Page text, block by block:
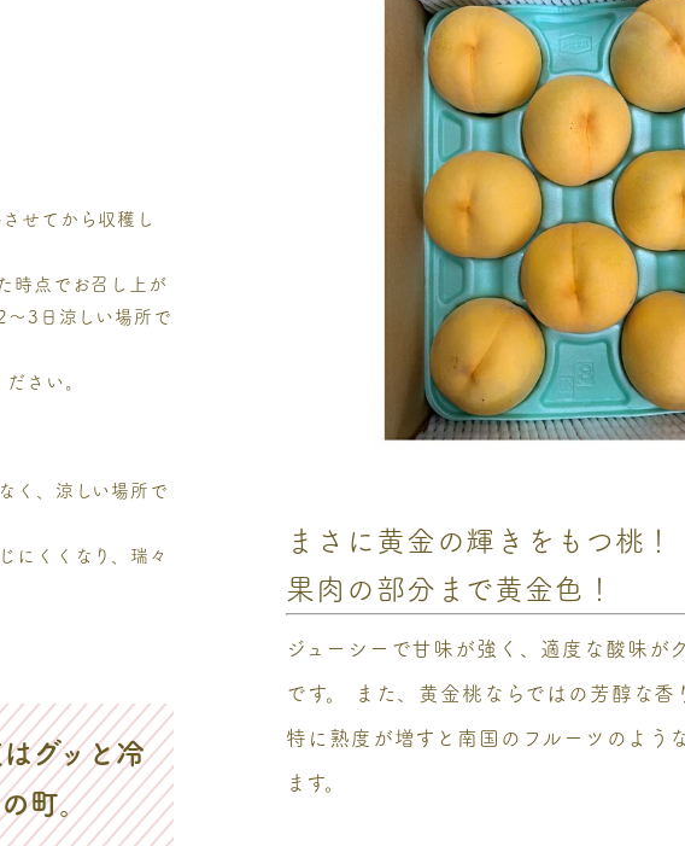
せてから収穫し
時点でお召し上が
～3日涼しい場所で
さい。
く、涼しい場所で
にくくなり、瑞々
グッと冷
町。
まさに黄金の輝きをもつ桃！
果肉の部分まで黄金色！
ジューシーで甘味が強く、適度な酸味が
です。 また、黄金桃ならではの芳醇な香
特に熟度が増すと南国のフルーツのよう
ます。